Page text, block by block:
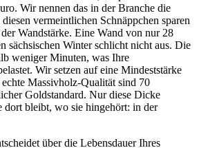
Wir nennen das in der Branche die
vermeintlichen Schnäppchen sparen
Wandstärke. Eine Wand von nur 28
sächsischen Winter schlicht nicht aus. Die
weniger Minuten, was Ihre
Wir setzen auf eine Mindeststärke
Massivholz-Qualität sind 70
Goldstandard. Nur diese Dicke
dort bleibt, wo sie hingehört: in der
über die Lebensdauer Ihres